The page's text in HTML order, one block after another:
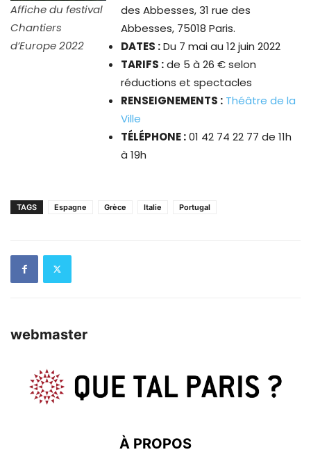
Affiche du festival
Chantiers
d’Europe 2022
des Abbesses, 31 rue des
Abbesses, 75018 Paris.
DATES :Du 7 mai au 12 juin 2022
TARIFS :de 5 à 26 € selon
réductions et spectacles
RENSEIGNEMENTS : Théâtre de la
Ville
TÉLÉPHONE :01 42 74 22 77 de 11h
à 19h
TAGS Espagne Grèce Italie Portugal
webmaster
À PROPOS